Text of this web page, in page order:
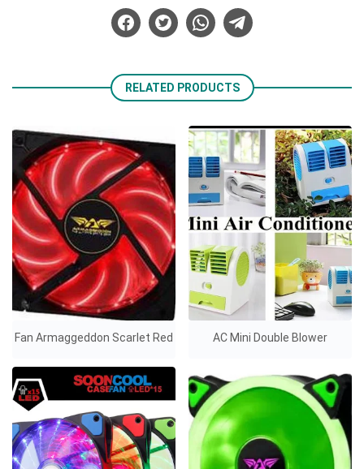
RELATED PRODUCTS
Fan Armaggeddon Scarlet Red AC Mini Double Blower